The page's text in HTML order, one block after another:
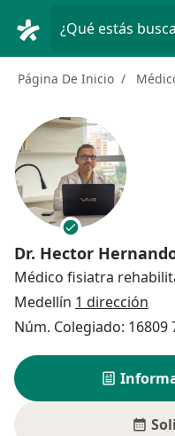
¿Qué estás
Página De Inicio
Dr. Hector
Médico fisiatra
Medellín 1 dirección
Núm. Colegiado: 16809